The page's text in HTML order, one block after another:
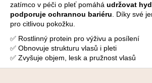
zatímco v péči o pleť pomáhá udržovat
podporuje ochrannou bariéru . Díky své
pro citlivou pokožku.
✅ Rostlinný protein pro výživu a posílení
✅ Obnovuje strukturu vlasů i pleti
✅ Zvyšuje objem, lesk a pružnost vlasů
j
e
t
e
n
Z